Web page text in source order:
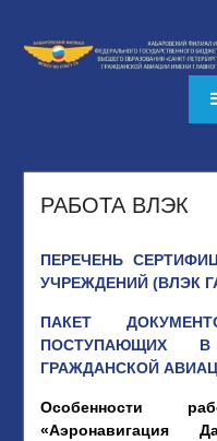
содержимому
РАБОТА ВЛЭК
ПЕРЕЧЕНЬ
УЧРЕЖДЕНИЙ (ВЛЭК
ПАКЕТ
ПОСТУПАЮЩИХ
ГРАЖДАНСКОЙ
Особенности
«Аэронавигация